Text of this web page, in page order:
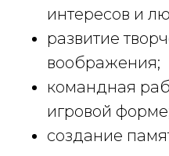
интересов и
развитие
воображения;
командная
игровой
создание